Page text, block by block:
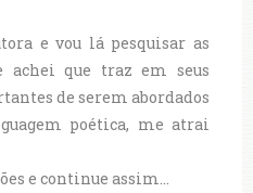
e vou lá pesquisar as
achei que traz em seus
de serem abordados
poética, me atrai
e continue assim...